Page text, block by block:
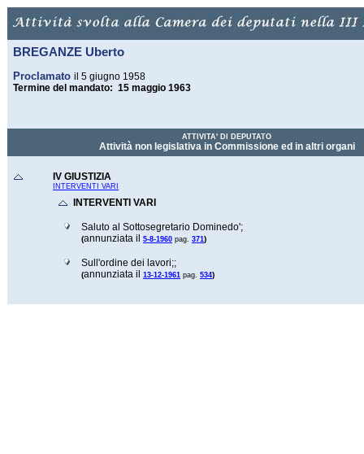
BREGANZE Uberto
Proclamato il 5 giugno 1958
Termine del mandato: 15 maggio 1963
ATTIVITA' DI DEPUTATO
Attività non legislativa in Commissione ed in altri organi
IV GIUSTIZIA
INTERVENTI VARI
INTERVENTI VARI
Saluto al Sottosegretario Dominedo';
(annunziata il 5-8-1960 pag. 371)
Sull'ordine dei lavori;;
(annunziata il 13-12-1961 pag. 534)